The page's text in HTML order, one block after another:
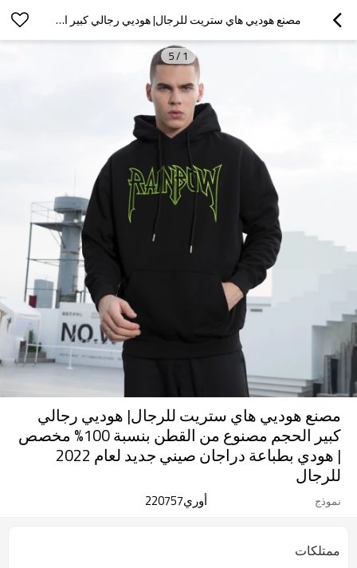
مصنع هوديي هاي ستريت للرجال| هوديي رجالي كبير الحجم مصنوع من القطن بنسبة 100% مخصص | هودي بطباعة دراجان صيني جديد لعام 2022 للرجال
1
/
5
مصنع هوديي هاي ستريت للرجال| هوديي رجالي
كبير الحجم مصنوع من القطن بنسبة 100% مخصص
| هودي بطباعة دراجان صيني جديد لعام 2022
للرجال
نموذج أوري220757
ممتلكات